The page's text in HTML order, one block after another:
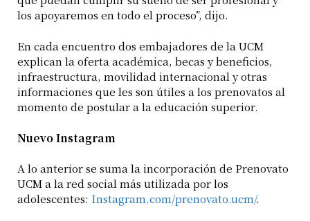
los apoyaremos en todo el proceso”, dijo.
En cada encuentro dos embajadores de la UCM
explican la oferta académica, becas y beneficios,
infraestructura, movilidad internacional y otras
informaciones que les son útiles a los prenovatos al
momento de postular a la educación superior.
Nuevo Instagram
A lo anterior se suma la incorporación de Prenovato
UCM a la red social más utilizada por los
adolescentes: Instagram.com/prenovato.ucm/.